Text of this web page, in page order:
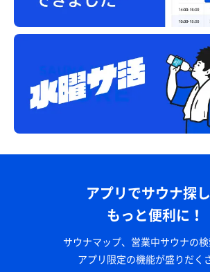
アプリでサウナ探
もっと便利に！
サウナマップ、営業中サウナの検
アプリ限定の機能が盛りだく